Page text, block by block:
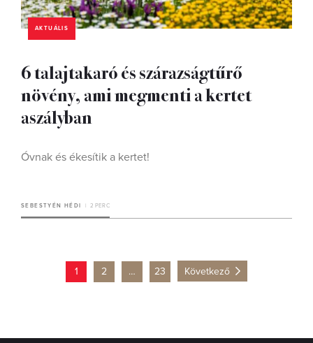
AKTUÁLIS
6 talajtakaró és szárazságtűrő
növény, ami megmenti a kertet
aszályban
Óvnak és ékesítik a kertet!
SEBESTYÉN HÉDI 2 PERC
1 2 … 23 Következő